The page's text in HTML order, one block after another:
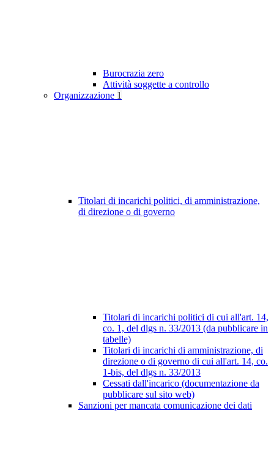
Burocrazia zero
Attività soggette a controllo
Organizzazione 1
Titolari di incarichi politici, di amministrazione,
di direzione o di governo
Titolari di incarichi politici di cui all'art. 14,
co. 1, del dlgs n. 33/2013 (da pubblicare in
tabelle)
Titolari di incarichi di amministrazione, di
direzione o di governo di cui all'art. 14, co.
1-bis, del dlgs n. 33/2013
Cessati dall'incarico (documentazione da
pubblicare sul sito web)
Sanzioni per mancata comunicazione dei dati